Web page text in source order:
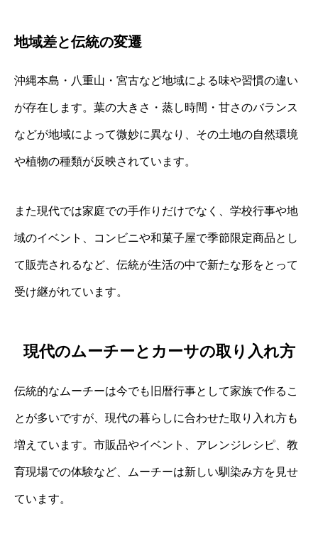
地域差と伝統の変遷
沖縄本島・八重山・宮古など地域による味や習慣の違い
が存在します。葉の大きさ・蒸し時間・甘さのバランス
などが地域によって微妙に異なり、その土地の自然環境
や植物の種類が反映されています。
また現代では家庭での手作りだけでなく、学校行事や地
域のイベント、コンビニや和菓子屋で季節限定商品とし
て販売されるなど、伝統が生活の中で新たな形をとって
受け継がれています。
現代のムーチーとカーサの取り入れ方
伝統的なムーチーは今でも旧暦行事として家族で作るこ
とが多いですが、現代の暮らしに合わせた取り入れ方も
増えています。市販品やイベント、アレンジレシピ、教
育現場での体験など、ムーチーは新しい馴染み方を見せ
ています。